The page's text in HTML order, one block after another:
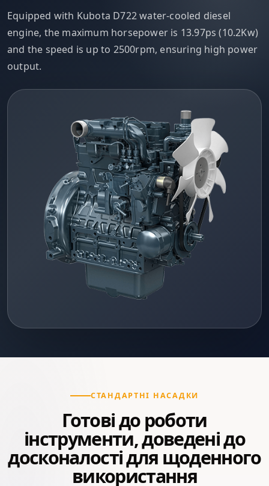
Equipped with Kubota D722 water-cooled diesel
engine, the maximum horsepower is 13.97ps (10.2Kw)
and the speed is up to 2500rpm, ensuring high power
output.
СТАНДАРТНІ НАСАДКИ
Готові до роботи
інструменти, доведені до
досконалості для щоденного
використання